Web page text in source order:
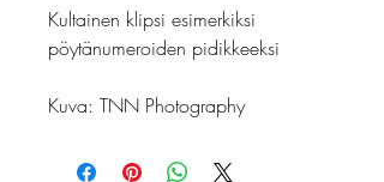
Kultainen klipsi esimerkiksi
pöytänumeroiden pidikkeeksi
Kuva: TNN Photography